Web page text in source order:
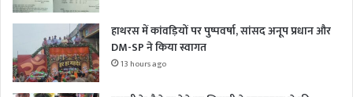
हाथरस में कांवड़ियों पर पुष्पवर्षा, सांसद अनूप प्रधान और
DM-SP ने किया स्वागत
13 hours ago